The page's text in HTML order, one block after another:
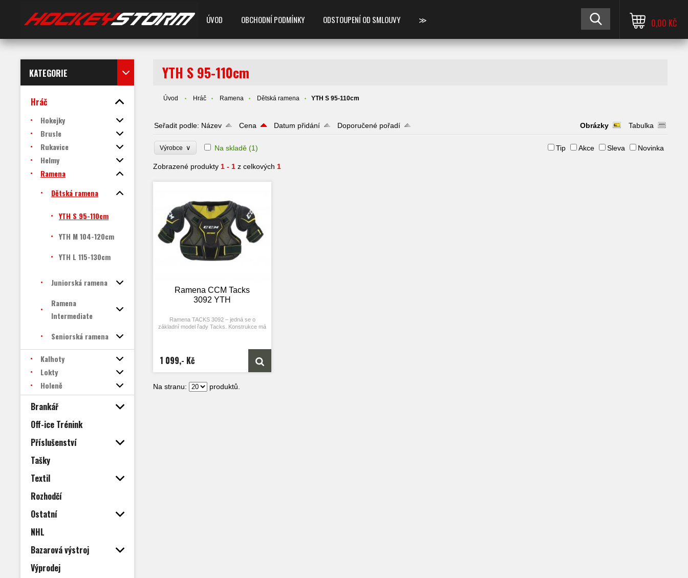
ÚVOD OBCHODNÍ PODMÍNKY ODSTOUPENÍ OD SMLOUVY ≫ 0,00 KČ
KATEGORIE
Hráč
Hokejky
Brusle
Rukavice
Helmy
Ramena
Dětská ramena
YTH S 95-110cm
YTH M 104-120cm
YTH L 115-130cm
Juniorská ramena
Ramena
Intermediate
Seniorská ramena
Kalhoty
Lokty
Holeně
Brankář
Off-ice Trénink
Příslušenství
Tašky
Textil
Rozhodčí
Ostatní
NHL
Bazarová výstroj
Výprodej
YTH S 95-110cm
Úvod Hráč Ramena Dětská ramena YTH S 95-110cm
Seřadit podle: Název Cena Datum přidání Doporučené pořadí Obrázky Tabulka
Výrobce ∨ Na skladě (1) Tip Akce Sleva Novinka
Zobrazené produkty 1 - 1 z celkových 1
Ramena CCM Tacks
3092 YTH
Ramena TACKS 3092 – jedná se o
základní model řady Tacks. Konstrukce má
1 099,- Kč
Na stranu: produktů.